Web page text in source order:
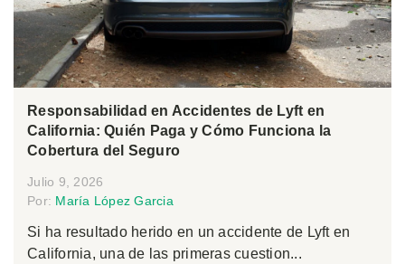
Responsabilidad en Accidentes de Lyft en
California: Quién Paga y Cómo Funciona la
Cobertura del Seguro
Julio 9, 2026
Por: María López Garcia
Si ha resultado herido en un accidente de Lyft en
California, una de las primeras cuestion...